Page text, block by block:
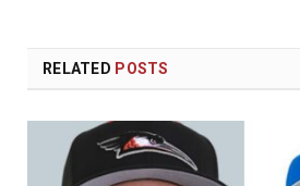
RELATED POSTS